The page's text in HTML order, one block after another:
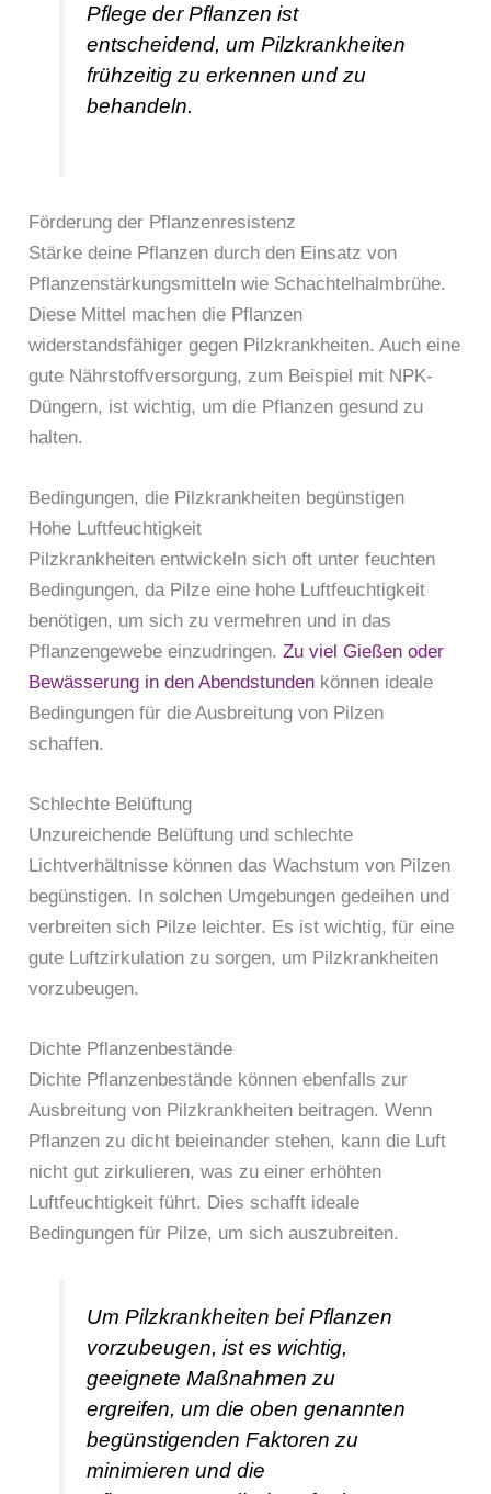
Pflege der Pflanzen ist
entscheidend, um Pilzkrankheiten
frühzeitig zu erkennen und zu
behandeln.
Förderung der Pflanzenresistenz
Stärke deine Pflanzen durch den Einsatz von
Pflanzenstärkungsmitteln wie Schachtelhalmbrühe.
Diese Mittel machen die Pflanzen
widerstandsfähiger gegen Pilzkrankheiten. Auch eine
gute Nährstoffversorgung, zum Beispiel mit NPK-
Düngern, ist wichtig, um die Pflanzen gesund zu
halten.
Bedingungen, die Pilzkrankheiten begünstigen
Hohe Luftfeuchtigkeit
Pilzkrankheiten entwickeln sich oft unter feuchten
Bedingungen, da Pilze eine hohe Luftfeuchtigkeit
benötigen, um sich zu vermehren und in das
Pflanzengewebe einzudringen.Zu viel Gießen oder
Bewässerung in den Abendstunden können ideale
Bedingungen für die Ausbreitung von Pilzen
schaffen.
Schlechte Belüftung
Unzureichende Belüftung und schlechte
Lichtverhältnisse können das Wachstum von Pilzen
begünstigen. In solchen Umgebungen gedeihen und
verbreiten sich Pilze leichter. Es ist wichtig, für eine
gute Luftzirkulation zu sorgen, um Pilzkrankheiten
vorzubeugen.
Dichte Pflanzenbestände
Dichte Pflanzenbestände können ebenfalls zur
Ausbreitung von Pilzkrankheiten beitragen. Wenn
Pflanzen zu dicht beieinander stehen, kann die Luft
nicht gut zirkulieren, was zu einer erhöhten
Luftfeuchtigkeit führt. Dies schafft ideale
Bedingungen für Pilze, um sich auszubreiten.
Um Pilzkrankheiten bei Pflanzen
vorzubeugen, ist es wichtig,
geeignete Maßnahmen zu
ergreifen, um die oben genannten
begünstigenden Faktoren zu
minimieren und die